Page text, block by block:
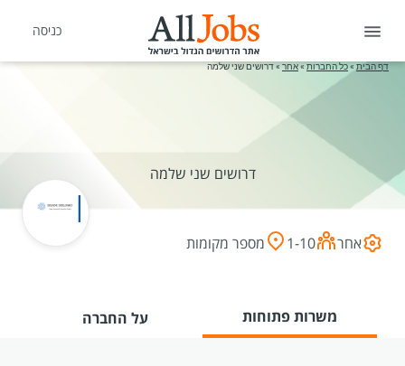
כניסה
דף הבית »כל החברות »אחר »דרושים שני שלמה
דרושים שני שלמה
אחר 1-10 מספר מקומות
משרות פתוחות על החברה